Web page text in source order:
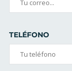
TELÉFONO